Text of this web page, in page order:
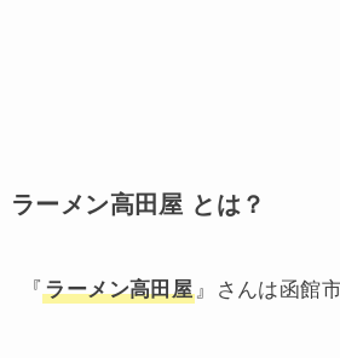
ラーメン高田屋 とは？
『ラーメン高田屋 』さんは函館